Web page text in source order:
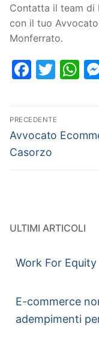
Contatta il team di
con il tuo
Monferrato.
PRECEDENTE
Avvocato
Casorzo
ULTIMI ARTICOLI
Work For Equity
E-commerce
adempimenti